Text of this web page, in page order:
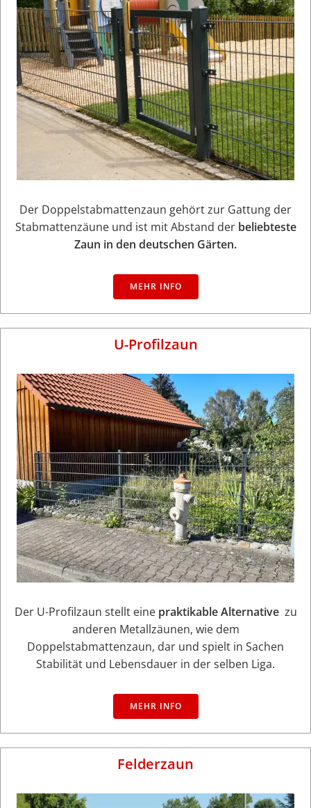
Der Doppelstabmattenzaun gehört zur Gattung der
Stabmattenzäune und ist mit Abstand der beliebteste
Zaun in den deutschen Gärten.
MEHR INFO
U-Profilzaun
Der U-Profilzaun stellt eine praktikable Alternative zu
anderen Metallzäunen, wie dem
Doppelstabmattenzaun, dar und spielt in Sachen
Stabilität und Lebensdauer in der selben Liga.
MEHR INFO
Felderzaun